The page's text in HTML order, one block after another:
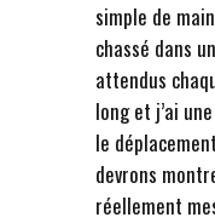
simple de
chassé dans
attendus
long et j’ai
le
devrons
réellement